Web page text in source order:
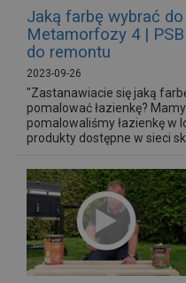
Jaką farbę wybrać
Metamorfozy 4 |
do remontu
2023-09-26
"Zastanawiacie się jaką
pomalować łazienkę?
pomalowaliśmy łazienkę
produkty dostępne w sieci